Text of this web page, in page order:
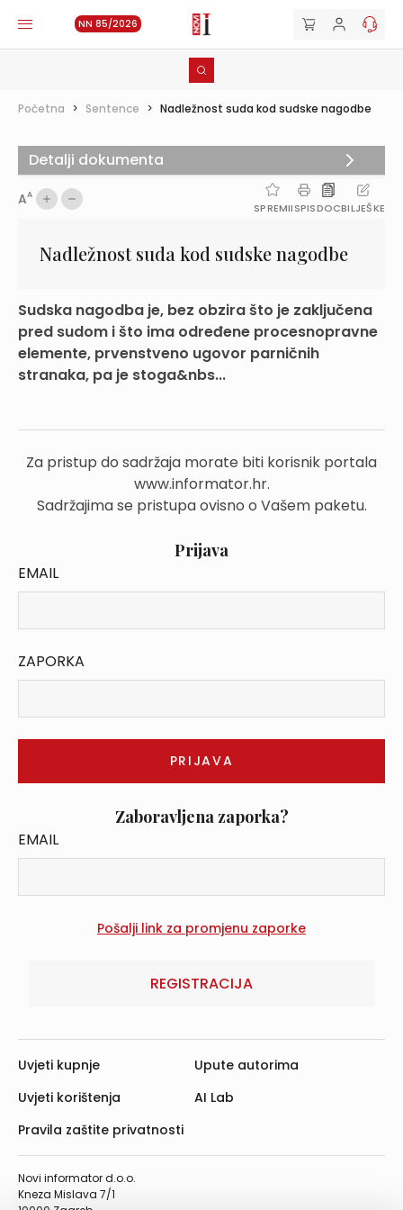
NN 85/2026
Početna > Sentence > Nadležnost suda kod sudske nagodbe
AA
SPREMIISPISDOCBILJEŠKE
Nadležnost suda kod sudske nagodbe
Sudska nagodba je, bez obzira što je zaključena
pred sudom i što ima određene procesnopravne
elemente, prvenstveno ugovor parničnih
stranaka, pa je stoga&nbs...
Za pristup do sadržaja morate biti korisnik portala
www.informator.hr.
Sadržajima se pristupa ovisno o Vašem paketu.
Prijava
EMAIL
ZAPORKA
Zaboravljena zaporka?
EMAIL
REGISTRACIJA
Detalji dokumenta
Novi informator d.o.o.
Kneza Mislava 7/1
Uvjeti kupnje
Uvjeti korištenja
Pravila zaštite privatnosti
Upute autorima
AI Lab